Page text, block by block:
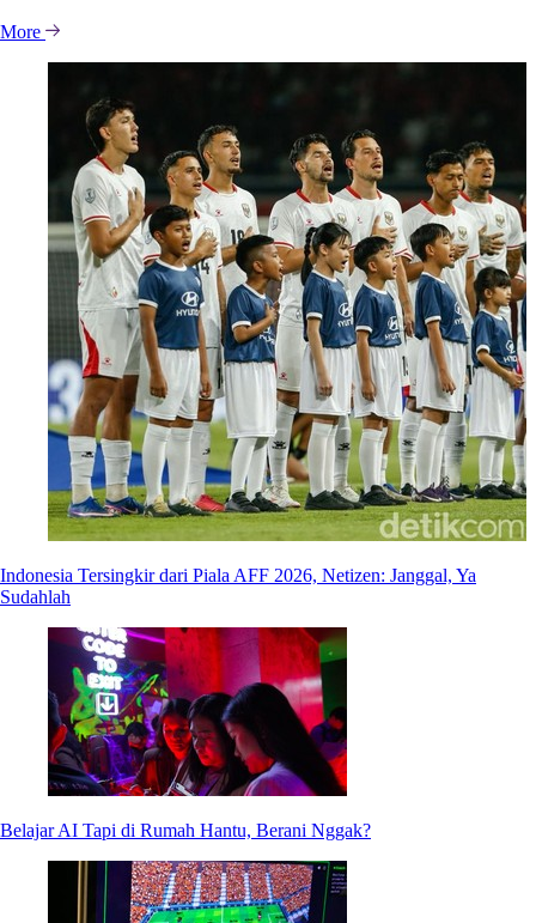
More
Indonesia Tersingkir dari Piala AFF 2026, Netizen: Janggal, Ya
Sudahlah
Belajar AI Tapi di Rumah Hantu, Berani Nggak?